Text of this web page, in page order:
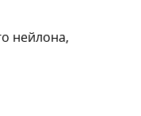
нейлона,